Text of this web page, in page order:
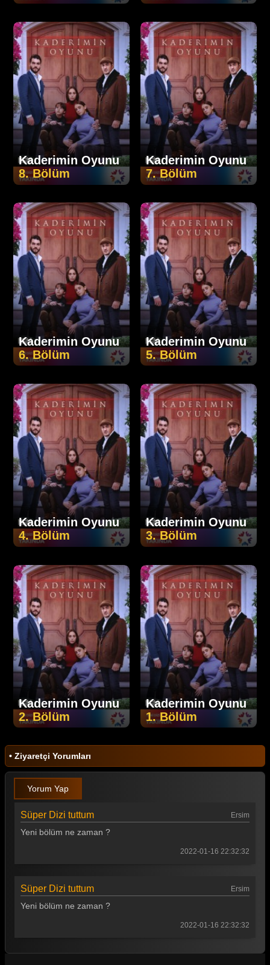
Kaderimin Oyunu
8. Bölüm
Kaderimin Oyunu
7. Bölüm
Kaderimin Oyunu
6. Bölüm
Kaderimin Oyunu
5. Bölüm
Kaderimin Oyunu
4. Bölüm
Kaderimin Oyunu
3. Bölüm
Kaderimin Oyunu
2. Bölüm
Kaderimin Oyunu
1. Bölüm
• Ziyaretçi Yorumları
Yorum Yap
Süper Dizi tuttum Ersim
Yeni bölüm ne zaman ?
2022-01-16 22:32:32
Süper Dizi tuttum Ersim
Yeni bölüm ne zaman ?
2022-01-16 22:32:32